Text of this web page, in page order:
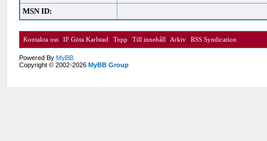
MSN ID:
Kontakta oss |IF Göta Karlstad |Topp |Till innehåll | Arkiv |RSS Syndication
Powered ByMyBB
Copyright © 2002-2026MyBB Group